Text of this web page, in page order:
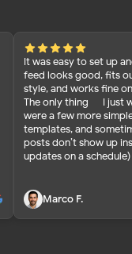
It was easy to set up
feed looks good, fits
style, and works fine
The only thing — I just
were a few more
templates, and
posts don’t show up
updates on a schedule)
Marco F.